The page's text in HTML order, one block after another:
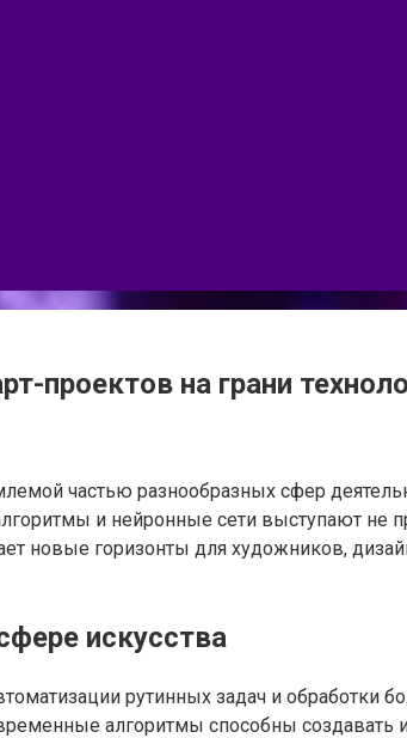
проектов на грани
частью разнообразных сфер
и нейронные сети выступают не
новые горизонты для художников,
искусства
рутинных задач и обработки
алгоритмы способны создавать